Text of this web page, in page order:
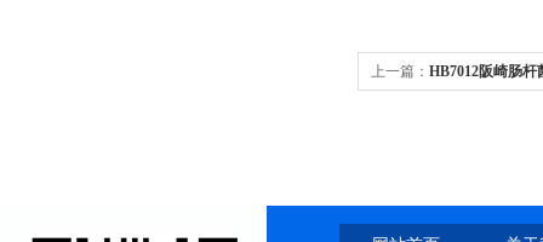
上一篇： HB7012阪崎肠杆